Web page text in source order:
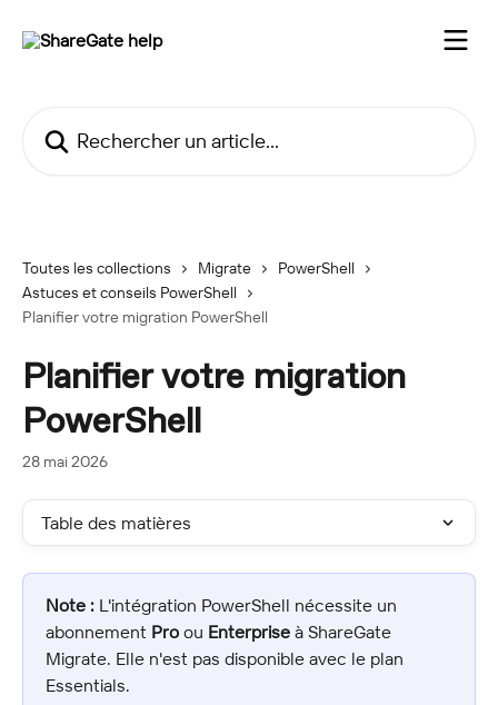
Toutes les collections Migrate
PowerShell
Astuces et conseils PowerShell
Planifier votre migration PowerShell
Planifier votre migration
PowerShell
28 mai 2026
Table des matières
Note : L'intégration PowerShell nécessite un
abonnement Pro ou Enterprise à ShareGate
Migrate. Elle n'est pas disponible avec le plan
Essentials.